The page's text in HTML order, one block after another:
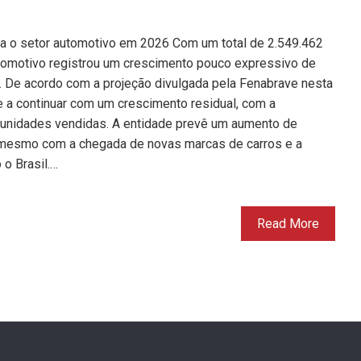
o setor automotivo em 2026 Com um total de 2.549.462
registrou um crescimento pouco expressivo de
De acordo com a projeção divulgada pela Fenabrave nesta
continuar com um crescimento residual, com a
vendidas. A entidade prevê um aumento de
com a chegada de novas marcas de carros e a
o Brasil.…
Read More